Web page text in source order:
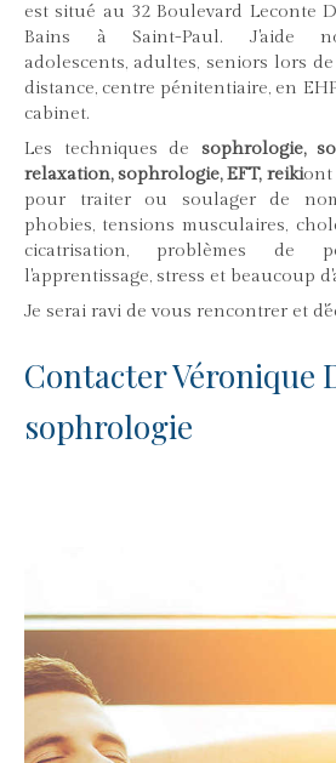
est situé au 32 Boulevard Leconte
Bains à Saint-Paul. J'aide
adolescents, adultes, seniors lors
distance, centre pénitentiaire, en
cabinet.
Les techniques de sophrologie,
relaxation, sophrologie, EFT, reikiont
pour traiter ou soulager de
phobies, tensions musculaires,
cicatrisation, problèmes de
l'apprentissage, stress et beaucoup
Je serai ravi de vous rencontrer et
Contacter Véronique
sophrologie